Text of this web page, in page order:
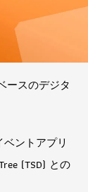
ースのデジタ
ントアプリ
(TSD) との